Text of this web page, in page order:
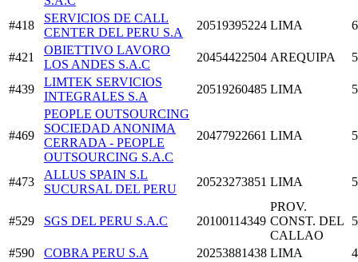
#418
SERVICIOS DE CALL
CENTER DEL PERU S.A
20519395224 LIMA
#421
OBIETTIVO LAVORO
LOS ANDES S.A.C
20454422504 AREQUIPA
#439
LIMTEK SERVICIOS
INTEGRALES S.A
20519260485 LIMA
#469
PEOPLE OUTSOURCING
SOCIEDAD ANONIMA
CERRADA - PEOPLE
OUTSOURCING S.A.C
20477922661 LIMA
#473
ALLUS SPAIN S.L
SUCURSAL DEL PERU
20523273851 LIMA
#529 SGS DEL PERU S.A.C 20100114349
PROV.
CONST. DEL
CALLAO
#590 COBRA PERU S.A 20253881438 LIMA